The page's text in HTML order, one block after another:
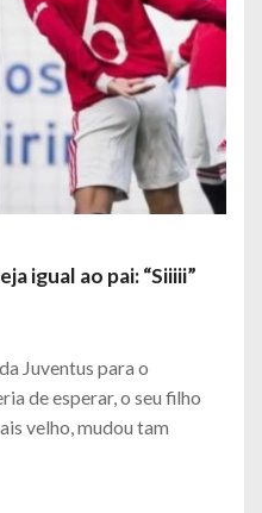
igual ao pai: “Siiiii”
Juventus para o
de esperar, o seu filho
velho, mudou tam